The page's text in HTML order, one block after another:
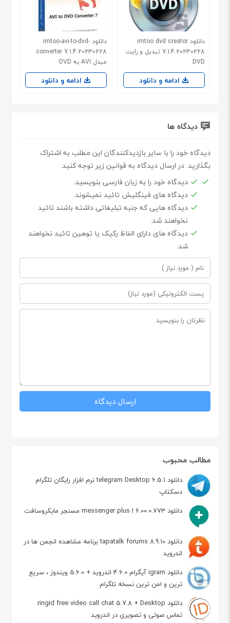
مطالب محبوب
دانلود telegram Desktop 6.5.1 نرم افزار رایگان تلگرام
دسکتاپ
دانلود messenger plus ! 6.00.0.773 مسنجر مایکروسافت
دانلود tapatalk forums 8.9.10 برنامه مشاهده انجمن ها در
اندروید
دانلود igram آیگرام 4.6.0 اندروید + 5.6.0 ویندوز ، سریع
ترین و امن ترین نسخه تلگرام
دانلود ringid free video call chat 5.7.8 + Desktop
تماس صوتی و تصویری در اندروید
دانلود imtoo dvd creator
7.1.4.20230228 تبدیل و رایت
DVD
ادامه و دانلود
دانلود imtoo-avi-to-dvd-
converter 7.1.4.20230228
مبدل AVI به DVD
ادامه و دانلود
دیدگاه ها
دیدگاه خود را با سایر بازدیدکنندگان این مطلب به اشتراک
بگذارید. در ارسال دیدگاه به قوانین زیر توجه کنید.
دیدگاه خود را به زبان فارسی بنویسید.
دیدگاه های فینگلیش تائید نمیشوند.
دیدگاه هایی که جنبه تبلیغاتی داشته باشند تائید
نخواهند شد.
دیدگاه های دارای الفاظ رکیک یا توهین تائید نخواهند
شد.